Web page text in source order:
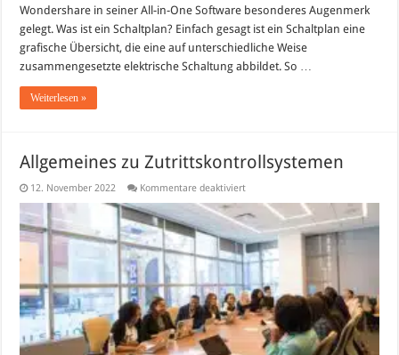
Wondershare in seiner All-in-One Software besonderes Augenmerk
gelegt. Was ist ein Schaltplan? Einfach gesagt ist ein Schaltplan eine
grafische Übersicht, die eine auf unterschiedliche Weise
zusammengesetzte elektrische Schaltung abbildet. So …
Weiterlesen »
Allgemeines zu Zutrittskontrollsystemen
12. November 2022 Kommentare deaktiviertfür
zu
Zutrittskontrollsystemen